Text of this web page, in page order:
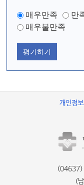
매우만족 만
매우불만족
평가하기
개인정
(04637)
(